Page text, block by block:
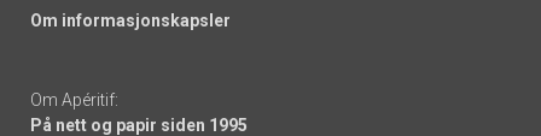
Om informasjonskapsler
Om Apéritif:
På nett og papir siden 1995